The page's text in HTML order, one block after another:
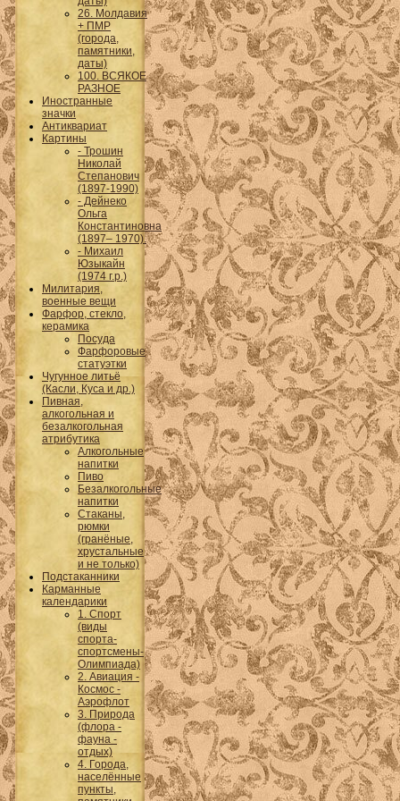
26. Молдавия
+ ПМР
(города,
памятники,
даты)
100. ВСЯКОЕ
РАЗНОЕ
Иностранные
значки
Антиквариат
Картины
- Трошин
Николай
Степанович
(1897-1990)
- Дейнеко
Ольга
Константиновна
(1897– 1970).
- Михаил
Юзыкайн
(1974 г.р.)
Милитария,
военные вещи
Фарфор, стекло,
керамика
Посуда
Фарфоровые
статуэтки
Чугунное литьё
(Касли, Куса и др.)
Пивная,
алкогольная и
безалкогольная
атрибутика
Алкогольные
напитки
Пиво
Безалкогольные
напитки
Стаканы,
рюмки
(гранёные,
хрустальные
и не только)
Подстаканники
Карманные
календарики
1. Спорт
(виды
спорта-
спортсмены-
Олимпиада)
2. Авиация -
Космос -
Аэрофлот
3. Природа
(флора -
фауна -
отдых)
4. Города,
населённые
пункты,